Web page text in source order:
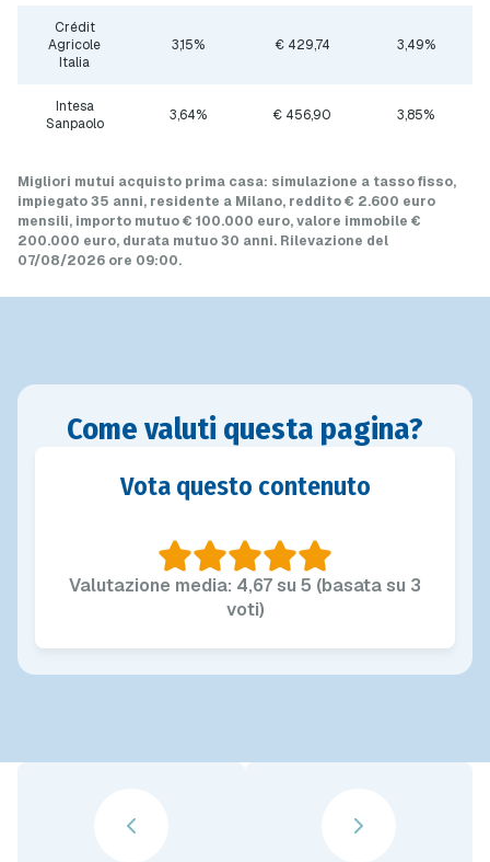
Crédit
Agricole
Italia
3,15% € 429,74 3,49%
Intesa
Sanpaolo
3,64% € 456,90 3,85%
Migliori mutui acquisto prima casa: simulazione a tasso fisso,
impiegato 35 anni, residente a Milano, reddito € 2.600 euro
mensili, importo mutuo€ 100.000 euro, valore immobile €
200.000 euro, durata mutuo30 anni. Rilevazione del
07/08/2026 ore 09:00.
Come valuti questa pagina?
Vota questo contenuto
Valutazione media: 4,67 su 5 (basata su 3
voti)